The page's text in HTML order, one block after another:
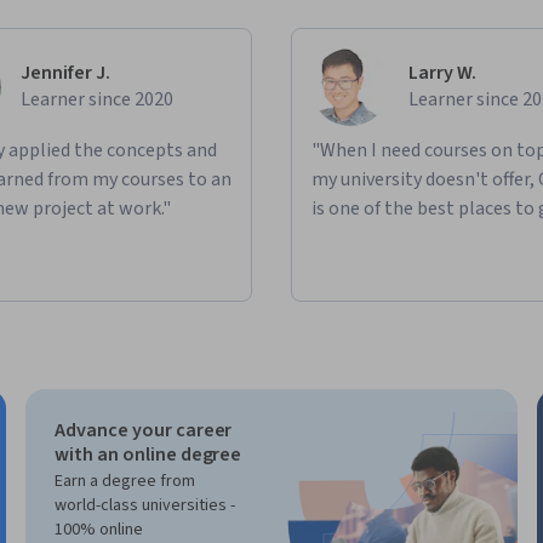
Jennifer J.
Learner since 2020
applied the concepts and
from my courses to an
project at work."
Larry W.
Learner since
"When I need courses on
my university doesn't offer,
is one of the best places to
Advance your career
with an online degree
Earn a degree from
world-class universities -
100% online